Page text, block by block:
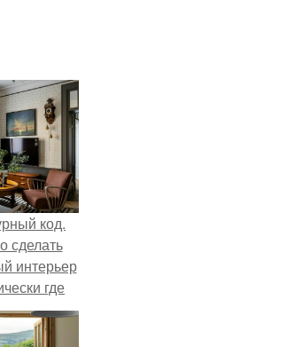
код.
сделать
интерьер
где